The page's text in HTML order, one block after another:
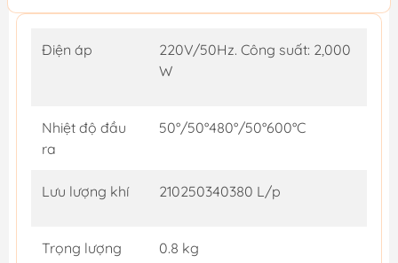
Điện áp
220V/50Hz. Công suất: 2,000
W
Nhiệt độ đầu
ra
50°/50°480°/50°600°C
Lưu lượng khí 210250340380 L/p
Trọng lượng 0.8 kg